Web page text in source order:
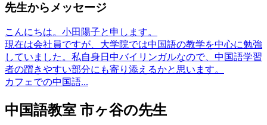
先生からメッセージ
こんにちは。小田陽子と申します。
現在は会社員ですが、大学院では中国語の教学を中心に勉強
していました。私自身日中バイリンガルなので、中国語学習
者の躓きやすい部分にも寄り添えるかと思います。
カフェでの中国語...
中国語教室 市ヶ谷の先生